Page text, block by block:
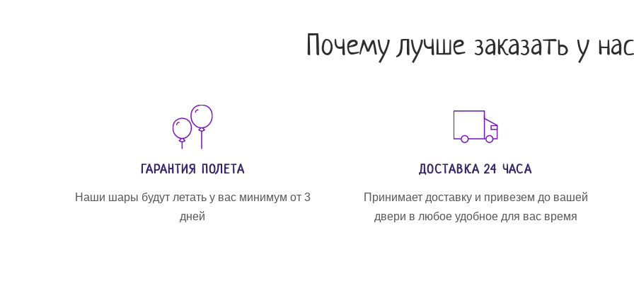
Почему лучше заказать у
ГАРАНТИЯ ПОЛЕТА
Наши шары будут летать у вас минимум от 3
дней
ДОСТАВКА 24 ЧАСА
Принимает доставку и привезем до вашей
двери в любое удобное для вас время